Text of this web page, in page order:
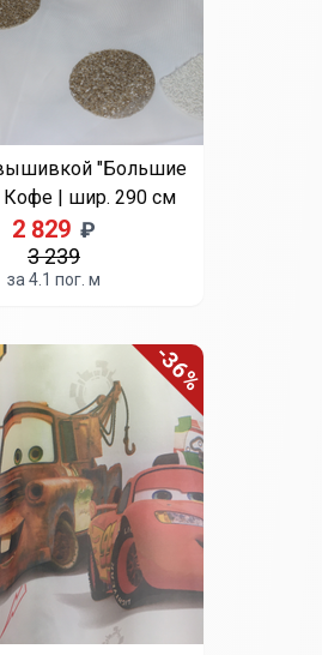
"Большие
Кофе | шир. 290 см
2 829 ₽
3 239
за 4.1 пог. м
-36%